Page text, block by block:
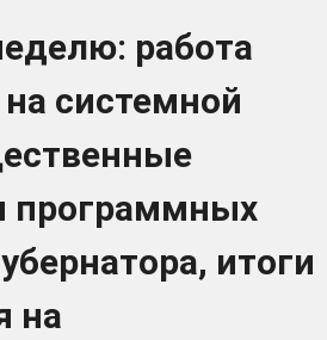
работа
системной
программных
итоги
на